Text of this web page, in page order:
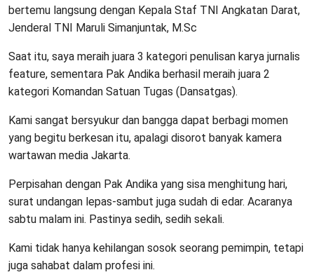
bertemu langsung dengan Kepala Staf TNI Angkatan Darat,
Jenderal TNI Maruli Simanjuntak, M.Sc
Saat itu, saya meraih juara 3 kategori penulisan karya jurnalis
feature, sementara Pak Andika berhasil meraih juara 2
kategori Komandan Satuan Tugas (Dansatgas).
Kami sangat bersyukur dan bangga dapat berbagi momen
yang begitu berkesan itu, apalagi disorot banyak kamera
wartawan media Jakarta.
Perpisahan dengan Pak Andika yang sisa menghitung hari,
surat undangan lepas-sambut juga sudah di edar. Acaranya
sabtu malam ini. Pastinya sedih, sedih sekali.
Kami tidak hanya kehilangan sosok seorang pemimpin, tetapi
juga sahabat dalam profesi ini.